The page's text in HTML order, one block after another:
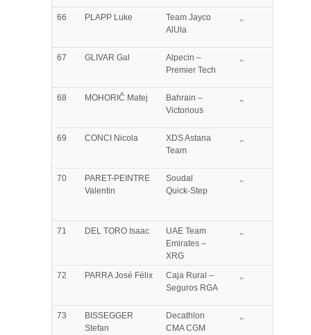
66 PLAPP Luke
Team Jayco
AlUla
,,
67 GLIVAR Gal
Alpecin –
Premier Tech
,,
68 MOHORIČ Matej
Bahrain –
Victorious
,,
69 CONCI Nicola
XDS Astana
Team
,,
70
PARET-PEINTRE
Valentin
Soudal
Quick-Step
,,
71 DEL TORO Isaac
UAE Team
Emirates –
XRG
,,
72 PARRAJosé Félix
Caja Rural –
Seguros RGA
,,
73
BISSEGGER
Stefan
Decathlon
CMA CGM
,,